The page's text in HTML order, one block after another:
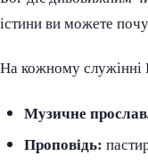
істини ви можете
На кожному служінні
Музичне
Проповідь: